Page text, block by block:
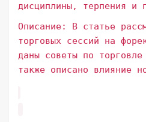
дисциплины, терпения и
Описание: В статье
торговых сессий на
даны советы по
также описано влияние